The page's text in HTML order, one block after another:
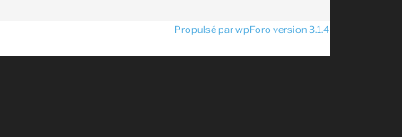
Propulsé par wpForo version 3.1.4